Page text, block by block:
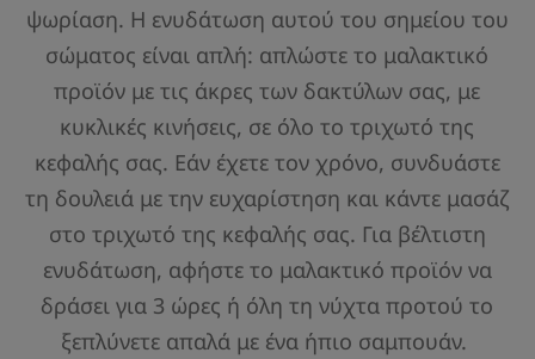
ψωρίαση. Η ενυδάτωση αυτού του σημείου του
σώματος είναι απλή: απλώστε το μαλακτικό
προϊόν με τις άκρες των δακτύλων σας, με
κυκλικές κινήσεις, σε όλο το τριχωτό της
κεφαλής σας. Εάν έχετε τον χρόνο, συνδυάστε
τη δουλειά με την ευχαρίστηση και κάντε μασάζ
στο τριχωτό της κεφαλής σας. Για βέλτιστη
ενυδάτωση, αφήστε το μαλακτικό προϊόν να
δράσει για 3 ώρες ή όλη τη νύχτα προτού το
ξεπλύνετε απαλά με ένα ήπιο σαμπουάν.